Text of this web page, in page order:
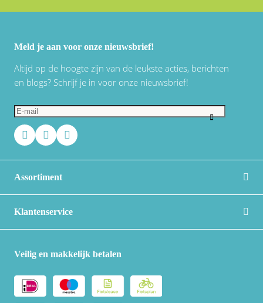
Meld je aan voor onze nieuwsbrief!
Altijd op de hoogte zijn van de leukste acties, berichten
en blogs? Schrijf je in voor onze nieuwsbrief!
Assortiment
Klantenservice
Veilig en makkelijk betalen